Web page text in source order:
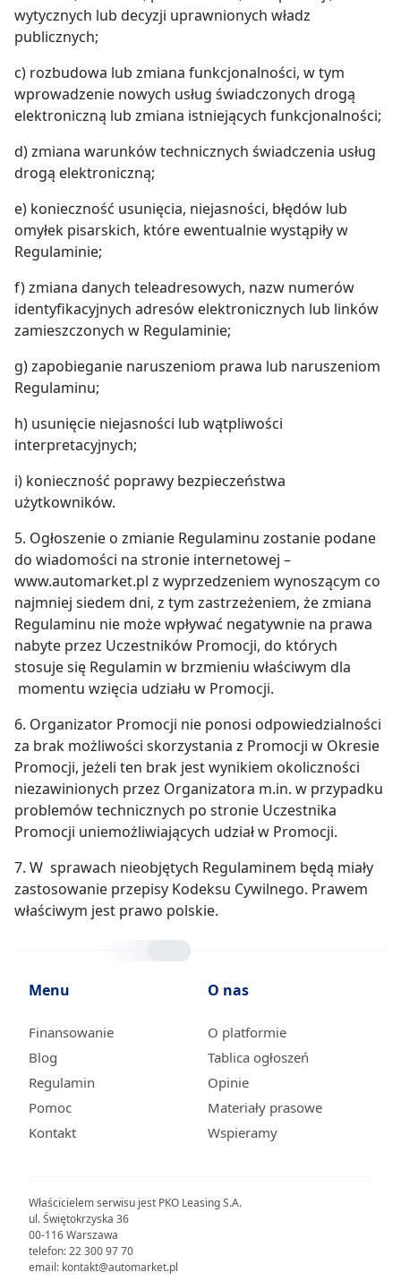
wytycznych lub decyzji uprawnionych władz
publicznych;
c) rozbudowa lub zmiana funkcjonalności, w tym
wprowadzenie nowych usług świadczonych drogą
elektroniczną lub zmiana istniejących funkcjonalności;
d) zmiana warunków technicznych świadczenia usług
drogą elektroniczną;
e) konieczność usunięcia, niejasności, błędów lub
omyłek pisarskich, które ewentualnie wystąpiły w
Regulaminie;
f) zmiana danych teleadresowych, nazw numerów
identyfikacyjnych adresów elektronicznych lub linków
zamieszczonych w Regulaminie;
g) zapobieganie naruszeniom prawa lub naruszeniom
Regulaminu;
h) usunięcie niejasności lub wątpliwości
interpretacyjnych;
i) konieczność poprawy bezpieczeństwa
użytkowników.
5. Ogłoszenie o zmianie Regulaminu zostanie podane
do wiadomości na stronie internetowej –
www.automarket.pl z wyprzedzeniem wynoszącym co
najmniej siedem dni, z tym zastrzeżeniem, że zmiana
Regulaminu nie może wpływać negatywnie na prawa
nabyte przez Uczestników Promocji, do których
stosuje się Regulamin w brzmieniu właściwym dla
momentu wzięcia udziału w Promocji.
6. Organizator Promocji nie ponosi odpowiedzialności
za brak możliwości skorzystania z Promocji w Okresie
Promocji, jeżeli ten brak jest wynikiem okoliczności
niezawinionych przez Organizatora m.in. w przypadku
problemów technicznych po stronie Uczestnika
Promocji uniemożliwiających udział w Promocji.
7. W sprawach nieobjętych Regulaminem będą miały
zastosowanie przepisy Kodeksu Cywilnego. Prawem
właściwym jest prawo polskie.
Właścicielem serwisu jest PKO Leasing S.A.
ul. Świętokrzyska 36
00-116 Warszawa
telefon: 22 300 97 70
email: kontakt@automarket.pl
Menu
Finansowanie
Blog
Regulamin
Pomoc
Kontakt
O nas
O platformie
Tablica ogłoszeń
Opinie
Materiały prasowe
Wspieramy